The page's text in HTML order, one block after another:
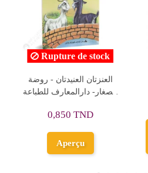
الدكتور قطيطوس و عربة
الزفاف -نبراس المعرفة
Ajouter au
panier